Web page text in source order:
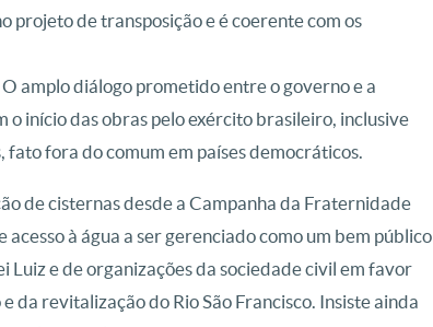
projeto de transposição e é coerente com os
amplo diálogo prometido entre o governo e a
início das obras pelo exército brasileiro, inclusive
fora do comum em países democráticos.
de cisternas desde a Campanha da Fraternidade
à água a ser gerenciado como um bem público
Luiz e de organizações da sociedade civil em favor
da revitalização do Rio São Francisco. Insiste ainda